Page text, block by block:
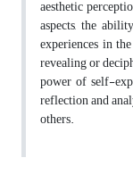
aesthetic
aspects, the
experiences in
revealing or
power of self-
reflection and
others.